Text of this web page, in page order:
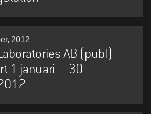
2012
AB (publ)
1 januari – 30